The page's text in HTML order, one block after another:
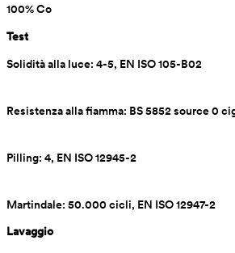
100% Co
Test
Solidità alla luce: 4-5, EN ISO 105-B02
Resistenza alla fiamma: BS 5852 source 0
Pilling: 4, EN ISO 12945-2
Martindale: 50.000 cicli, EN ISO 12947-2
Lavaggio